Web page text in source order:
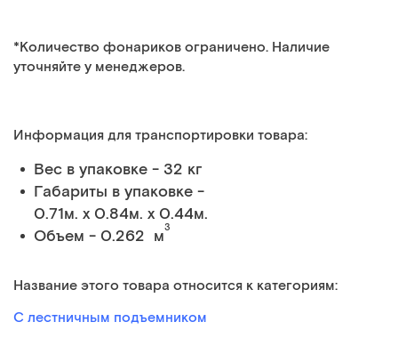
*Количество фонариков ограничено. Наличие
уточняйте у менеджеров.
Информация для транспортировки товара:
Вес в упаковке - 32 кг
Габариты в упаковке -
0.71м. x 0.84м. x 0.44м.
Объем - 0.262 м3
Название этого товара относится к категориям:
С лестничным подъемником